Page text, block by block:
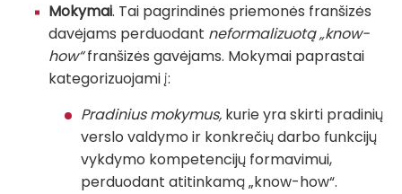
Mokymai. Tai pagrindinės priemonės franšizės
davėjams perduodant neformalizuotą „know-
how“franšizės gavėjams. Mokymai paprastai
kategorizuojami į:
Pradinius mokymus, kurie yra skirti pradinių
verslo valdymo ir konkrečių darbo funkcijų
vykdymo kompetencijų formavimui,
perduodant atitinkamą „know-how“.